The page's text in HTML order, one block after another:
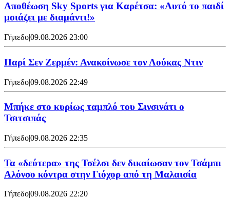
Αποθέωση Sky Sports για Καρέτσα: «Αυτό το παιδί
μοιάζει με διαμάντι!»
Γήπεδο|09.08.2026 23:00
Παρί Σεν Ζερμέν: Ανακοίνωσε τον Λούκας Ντιν
Γήπεδο|09.08.2026 22:49
Mπήκε στο κυρίως ταμπλό του Σινσινάτι ο
Τσιτσιπάς
Γήπεδο|09.08.2026 22:35
Τα «δεύτερα» της Τσέλσι δεν δικαίωσαν τον Τσάμπι
Αλόνσο κόντρα στην Γιόχορ από τη Μαλαισία
Γήπεδο|09.08.2026 22:20